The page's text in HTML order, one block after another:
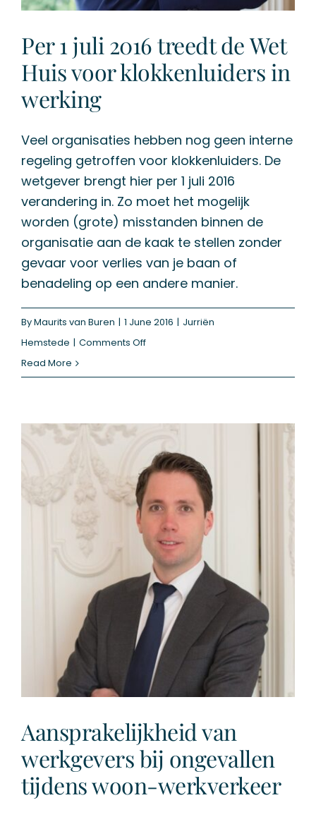
Per 1 juli 2016 treedt de Wet
Huis voor klokkenluiders in
werking
Veel organisaties hebben nog geen interne
regeling getroffen voor klokkenluiders. De
wetgever brengt hier per 1 juli 2016
verandering in. Zo moet het mogelijk
worden (grote) misstanden binnen de
organisatie aan de kaak te stellen zonder
gevaar voor verlies van je baan of
benadeling op een andere manier.
ByMaurits van Buren | 1 June 2016 | Jurriën
Hemstede | Comments Offon
2016
de
Wet
Huis
voor
klokkenluiders
in
werking
Read More
Aansprakelijkheid van
werkgevers bij ongevallen
tijdens woon-werkverkeer